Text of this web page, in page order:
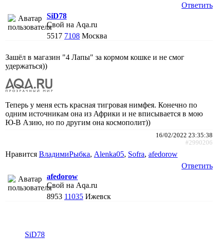
Ответить
SiD78
Свой на Aqa.ru
5517 7108 Москва
Зашёл в магазин "4 Лапы" за кормом кошке и не смог
удержаться))
Теперь у меня есть красная тигровая нимфея. Конечно по
одним источникам она из Африки и не вписывается в мою
Ю-В Азию, но по другим она космополит))
16/02/2022 23:35:38
#2990206
Нравится ВладимиРыбка, Alenka05, Sofra, afedorow
Ответить
afedorow
Свой на Aqa.ru
8953 11035 Ижевск
SiD78